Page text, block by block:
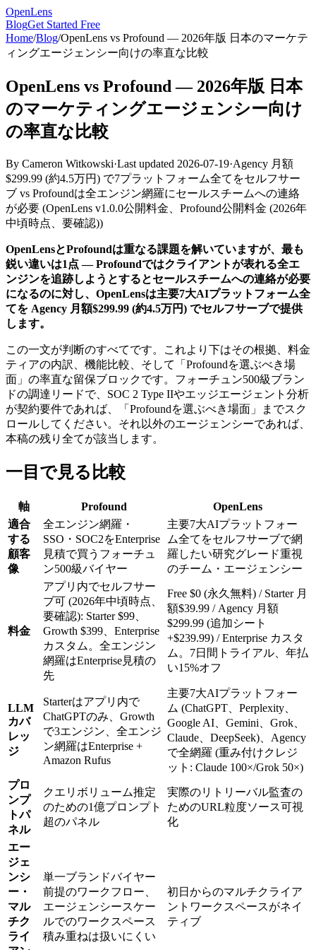
OpenLens
BlogGet Started Free
Home/Blog/OpenLens vs Profound — 2026年版 日本のマーケテ
ィングエージェンシー向けの率直な比較
OpenLens vs Profound — 2026年版 日本
のマーケティングエージェンシー向け
の率直な比較
By Cameron Witkowski·Last updated 2026-07-19·Agency 月額
$299.99 (約4.5万円) で7プラットフォーム全てをセルフサー
ブ vs Profoundは全エンジン網羅にセールスチームへの連絡
が必要 (OpenLens v1.0.0公開料金、Profound公開料金 (2026年
中頃時点、要確認))
OpenLensとProfoundは重なる課題を解いていますが、最も
鋭い違いは1点 — Profoundではクライアントが表れる全エ
ンジンを追跡しようとするとセールスチームへの連絡が必要
になるのに対し、OpenLensは主要7大AIプラットフォーム全
てを Agency 月額$299.99 (約4.5万円) でセルフサーブで提供
します。
この一文が判断のすべてです。これより下はその根拠、料金
ティアの内訳、機能比較、そして「Profoundを選ぶべき場
面」の率直な留保ブロックです。フォーチュン500級ブラン
ドの調達リードで、SOC 2 Type IIやエッジエージェント分析
が契約要件であれば、「Profoundを選ぶべき場面」までスク
ロールしてください。それ以外のエージェンシーであれば、
本稿の残り全てが該当します。
一目で見る比較
軸 Profound
OpenLens
適合
する
顧客
像
全エンジン網羅・
SSO・SOC2をEnterprise
見積で買うフォーチュ
ン500級バイヤー
主要7大AIプラットフォー
ム全てをセルフサーブで網
羅したい研究グレード重視
のチーム・エージェンシー
料金
アプリ内でセルフサー
ブ可 (2026年中頃時点、
要確認): Starter $99、
Growth $399、Enterprise
カスタム。全エンジン
網羅はEnterprise見積の
先
Free $0 (永久無料) / Starter 月
額$39.99 / Agency 月額
$299.99 (追加シート
+$239.99) / Enterprise カスタ
ム。7日間トライアル、年払
い15%オフ
LLM
カバ
レッ
ジ
Starterはアプリ内で
ChatGPTのみ、Growth
で3エンジン、全エンジ
ン網羅はEnterprise +
Amazon Rufus
主要7大AIプラットフォー
ム (ChatGPT、Perplexity、
Google AI、Gemini、Grok、
Claude、DeepSeek)、Agency
で全網羅 (重み付けクレジ
ット: Claude 100×/Grok 50×)
プロ
ンプ
トパ
ネル
クエリボリューム推定
のための1億プロンプト
超のパネル
実際のリトリーバル監査の
ためのURL粒度ソース可視
化
エー
ジェ
ンシ
ー・
マル
チク
ライ
単一ブランドバイヤー
前提のワークフロー、
エージェンシースケー
ルでのワークスペース
積み重ねは扱いにくい
初日からのマルチクライア
ントワークスペースがネイ
ティブ